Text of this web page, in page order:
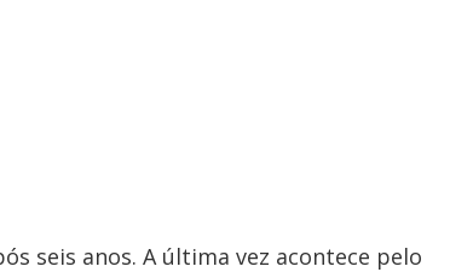
seis anos. A última vez acontece pelo